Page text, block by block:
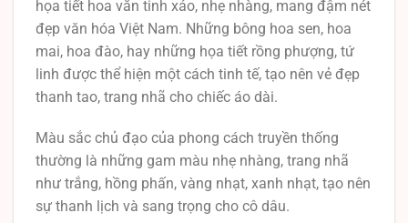
họa tiết hoa văn tinh xảo, nhẹ nhàng, mang đậm nét
đẹp văn hóa Việt Nam. Những bông hoa sen, hoa
mai, hoa đào, hay những họa tiết rồng phượng, tứ
linh được thể hiện một cách tinh tế, tạo nên vẻ đẹp
thanh tao, trang nhã cho chiếc áo dài.
Màu sắc chủ đạo của phong cách truyền thống
thường là những gam màu nhẹ nhàng, trang nhã
như trắng, hồng phấn, vàng nhạt, xanh nhạt, tạo nên
sự thanh lịch và sang trọng cho cô dâu.